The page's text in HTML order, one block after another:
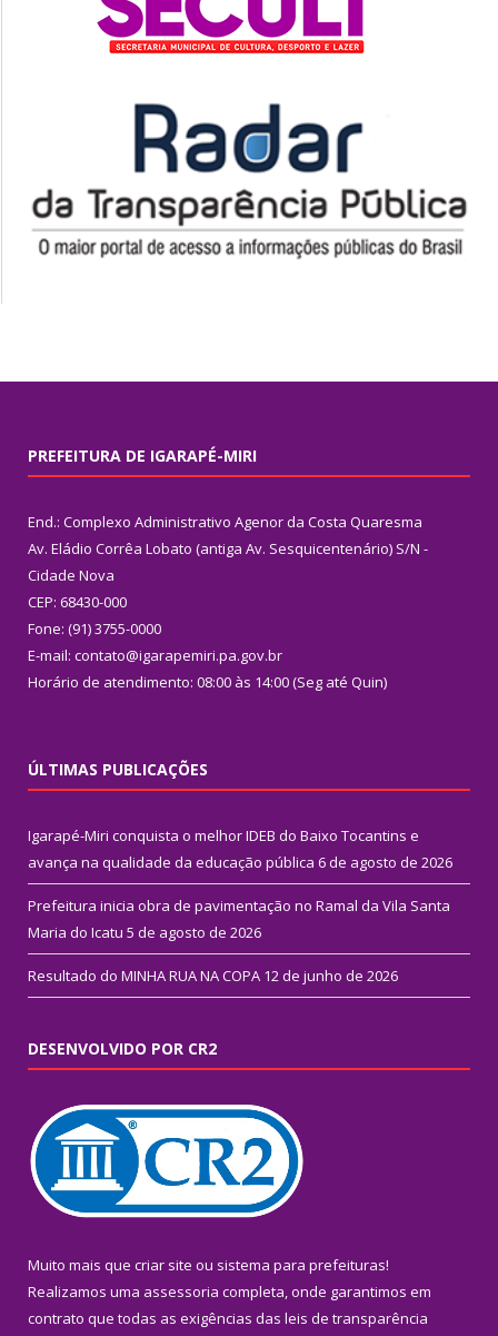
PREFEITURA DE IGARAPÉ-MIRI
End.: Complexo Administrativo Agenor da Costa Quaresma
Av. Eládio Corrêa Lobato (antiga Av. Sesquicentenário) S/N -
Cidade Nova
CEP: 68430-000
Fone: (91) 3755-0000
E-mail: contato@igarapemiri.pa.gov.br
Horário de atendimento: 08:00 às 14:00 (Seg até Quin)
ÚLTIMAS PUBLICAÇÕES
Igarapé-Miri conquista o melhor IDEB do Baixo Tocantins e
avança na qualidade da educação pública 6 de agosto de 2026
Prefeitura inicia obra de pavimentação no Ramal da Vila Santa
Maria do Icatu 5 de agosto de 2026
Resultado do MINHA RUA NA COPA 12 de junho de 2026
DESENVOLVIDO POR CR2
Muito mais que criar site ou sistema para prefeituras!
Realizamos uma assessoria completa, onde garantimos em
contrato que todas as exigências das leis de transparência